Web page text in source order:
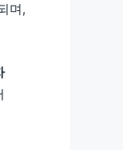
며,